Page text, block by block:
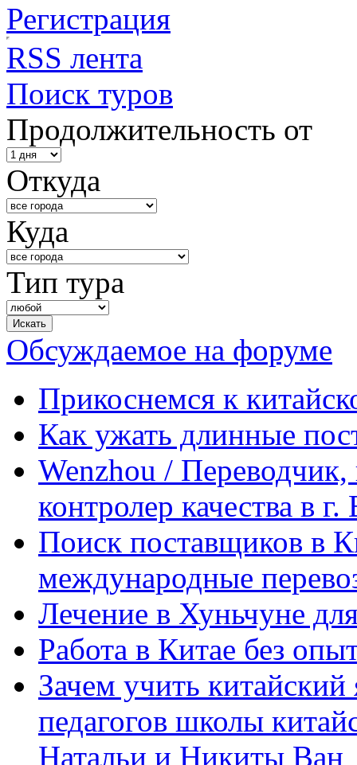
Регистрация
RSS лента
Поиск туров
Продолжительность от
Откуда
Куда
Тип тура
Обсуждаемое на форуме
Прикоснемся к
Как ужать длинные
Wenzhou / Переводчик,
контролер качества в
Поиск поставщиков в
международные
Лечение в Хуньчуне
Работа в Китае без
Зачем учить
педагогов школы
Натальи и Никиты Ван